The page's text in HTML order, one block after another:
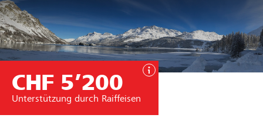
Unterstützen
Projekte und Organisationen finden
Jetzt starten
CHF 5’200
Unterstützung durch Raiffeisen